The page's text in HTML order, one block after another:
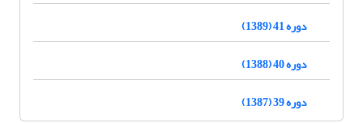
دوره 41 (1389)
دوره 40 (1388)
دوره 39 (1387)